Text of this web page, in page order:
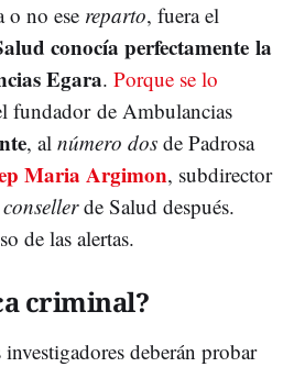
o no ese reparto, fuera el
conocía perfectamente la
Egara. Porque se lo
fundador de Ambulancias
, al número dos de Padrosa
Maria Argimon, subdirector
consellerde Salud después.
de las alertas.
criminal?
deberán probar